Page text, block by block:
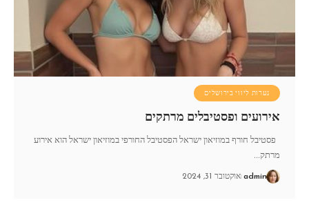
נערות ליווי בירושלים
אירועים ופסטיבלים מרתקים
פסטיבל חורף במוזיאון ישראל הפסטיבל החורפי במוזיאון ישראל הוא אירוע
מרתק…
admin אוקטובר 31, 2024